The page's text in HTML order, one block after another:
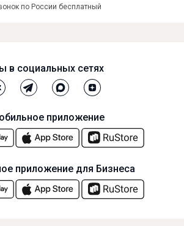
по России бесплатный
в социальных сетях
приложение
приложение для Бизнеса